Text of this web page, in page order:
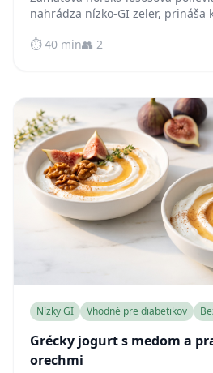
nahrádza nízko-GI zeler, prináša
⏱️ 40 min👥 2
Nízky GI Vhodné pre diabetikov
Grécky jogurt s medom a
orechmi